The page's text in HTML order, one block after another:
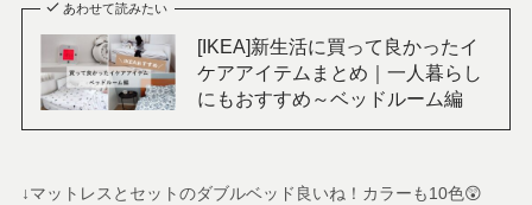
あわせて読みたい
[IKEA]新生活に買って良かったイ
ケアアイテムまとめ｜一人暮らし
にもおすすめ～ベッドルーム編
↓マットレスとセットのダブルベッド良いね！カラーも10色😲